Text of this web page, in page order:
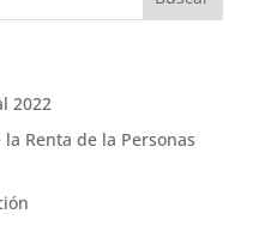
2022
Renta de la Personas